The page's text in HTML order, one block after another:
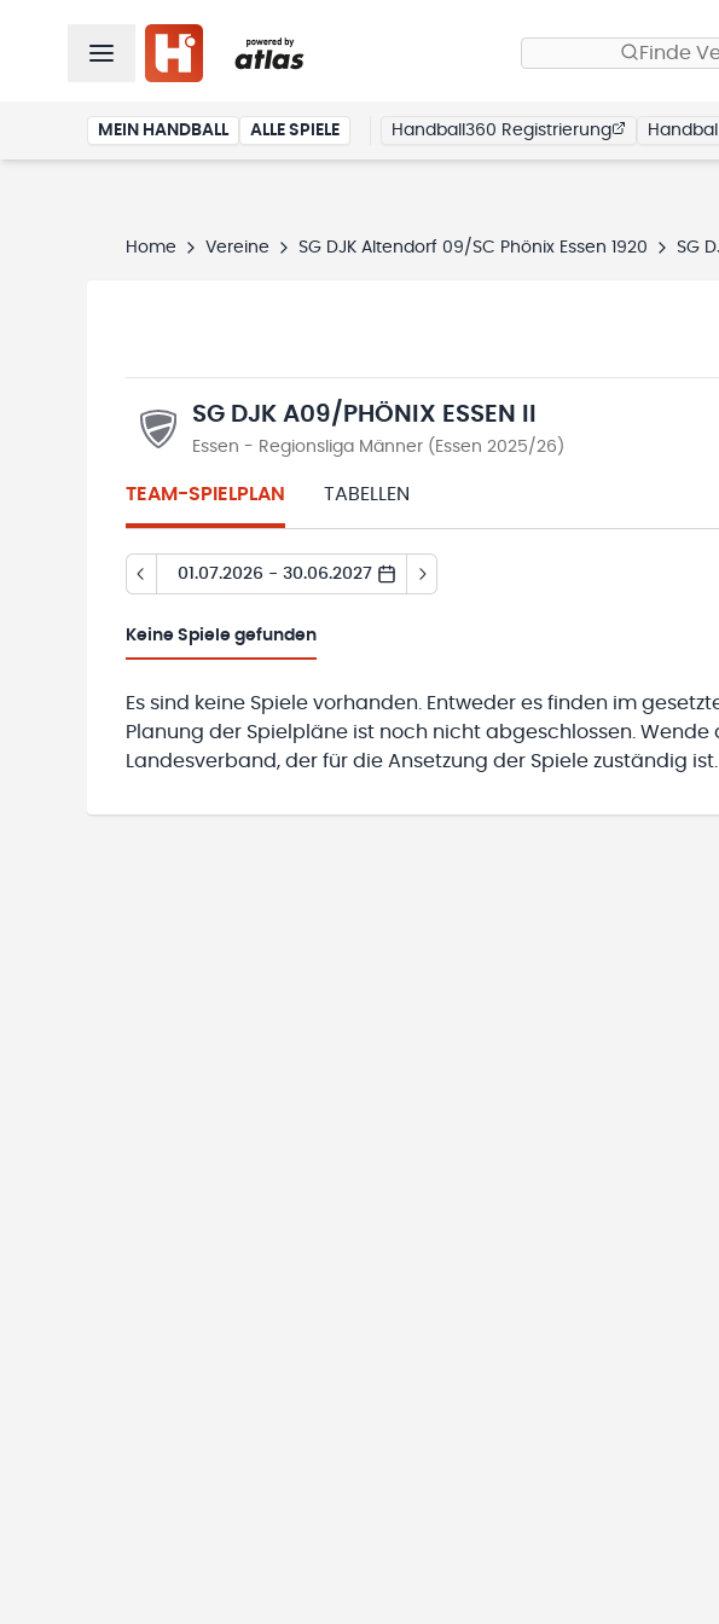
Finde
MEIN HANDBALL ALLE SPIELE Handball360 Registrierung
Home Vereine SG DJK Altendorf 09/SC Phönix Essen 1920 SG
SG DJK A09/PHÖNIX ESSEN II
Essen - Regionsliga Männer (Essen 2025/26)
TEAM-SPIELPLAN TABELLEN
01.07.2026 - 30.06.2027
Keine Spiele gefunden
Es sind keine Spiele vorhanden. Entweder es finden im
Planung der Spielpläne ist noch nicht abgeschlossen. Wende
Landesverband, der für die Ansetzung der Spiele zuständig ist.